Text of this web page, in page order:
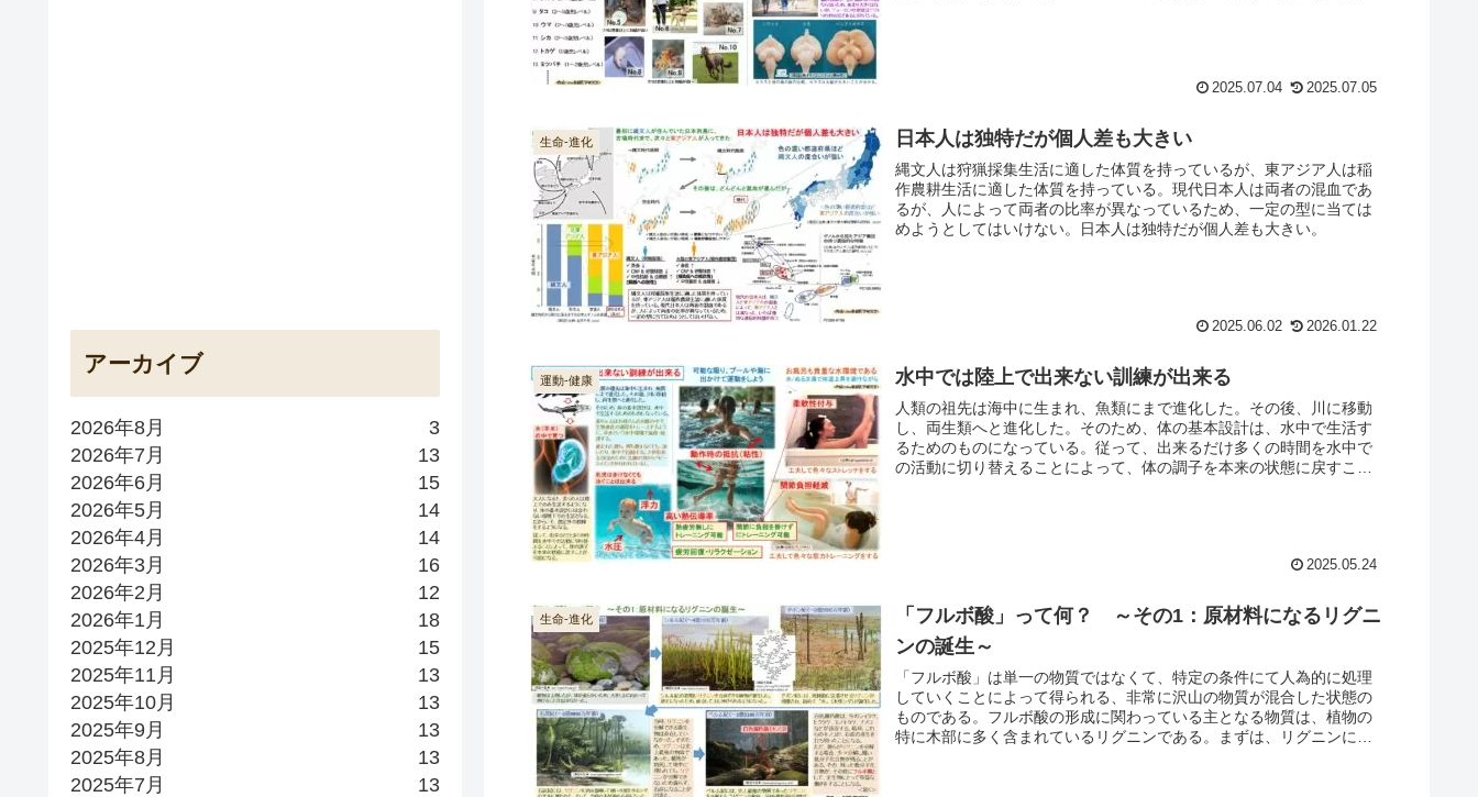
2025.07.04 2025.07.05
生命-進化 日本人は独特だが個人差も大きい
縄文人は狩猟採集生活に適した体質を持っているが、東アジア人は稲
作農耕生活に適した体質を持っている。現代日本人は両者の混血であ
るが、人によって両者の比率が異なっているため、一定の型に当ては
めようとしてはいけない。日本人は独特だが個人差も大きい。
2025.06.02 2026.01.22
運動-健康 水中では陸上で出来ない訓練が出来る
人類の祖先は海中に生まれ、魚類にまで進化した。その後、川に移動
し、両生類へと進化した。そのため、体の基本設計は、水中で生活す
るためのものになっている。従って、出来るだけ多くの時間を水中で
の活動に切り替えることによって、体の調子を本来の状態に戻すこと
2025.05.24
生命-進化
「フルボ酸」って何？ ～その1：原材料になるリグニ
ンの誕生～
「フルボ酸」は単一の物質ではなくて、特定の条件にて人為的に処理
していくことによって得られる、非常に沢山の物質が混合した状態の
ものである。フルボ酸の形成に関わっている主となる物質は、植物の
特に木部に多く含まれているリグニンである。まずは、リグニンにつ
アーカイブ
2026年8月
3
2026年7月
13
2026年6月
15
2026年5月
14
2026年4月
14
2026年3月
16
2026年2月
12
2026年1月
18
2025年12月
15
2025年11月
13
2025年10月
13
2025年9月
13
2025年8月
13
2025年7月
13